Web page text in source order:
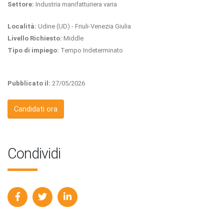
Settore: Industria manifatturiera varia
Località: Udine (UD) - Friuli-Venezia Giulia
Livello Richiesto: Middle
Tipo di impiego: Tempo Indeterminato
Pubblicato il: 27/05/2026
Candidati ora
Condividi